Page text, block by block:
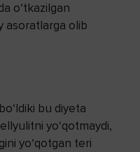
o‘tkazilgan
asoratlarga olib
bu diyeta
yo‘qotmaydi,
yo‘qotgan teri